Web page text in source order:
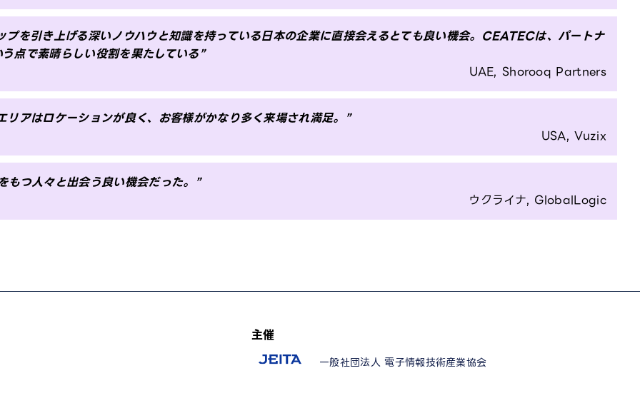
プを引き上げる深いノウハウと知識を持っている日本の企業に直接会えるとても良い機会。CEATECは、パートナ
点で素晴らしい役割を果たしている”
UAE, Shorooq Partners
リアはロケーションが良く、お客様がかなり多く来場され満足。”
USA, Vuzix
もつ人々と出会う良い機会だった。”
ウクライナ, GlobalLogic
主催
一般社団法人 電子情報技術産業協会